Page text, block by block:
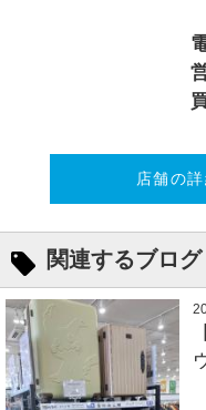
店舗の
関連するブログ